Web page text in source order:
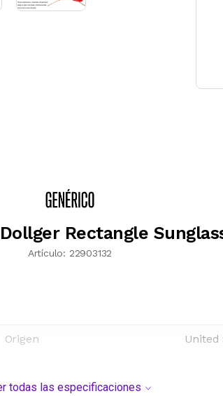
Rectangle
Artículo: 22903132
Origen United
todas las especificaciones